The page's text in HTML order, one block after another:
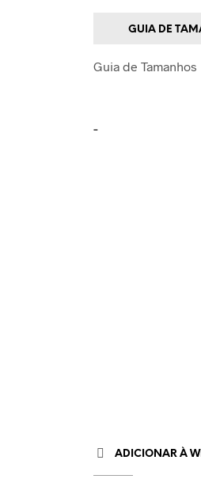
GUIA DE
Guia de Tamanhos
-
ADICIONAR À